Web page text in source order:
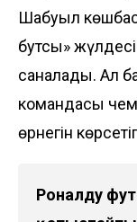
Шабуыл
бутсы»
саналады. Ал
командасы
өрнегін
Роналду